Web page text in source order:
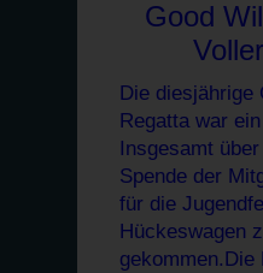
Good
Die diesjährige
Regatta war
Insgesamt
Spende der
für die
Hückeswagen
gekommen.Die